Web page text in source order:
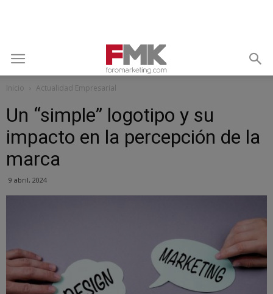
Inicio Actualidad Empresarial
Un “simple” logotipo y su
impacto en la percepción de la
marca
9 abril, 2024